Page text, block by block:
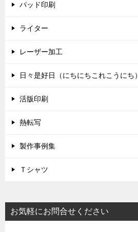
パッド印刷
ライター
レーザー加工
日々是好日（にちにちこれこうにち）
活版印刷
熱転写
製作事例集
Ｔシャツ
お気軽にお問合せください